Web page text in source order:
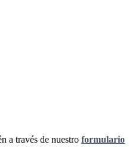
a través de nuestro formulario